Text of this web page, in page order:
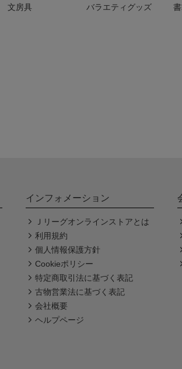
文房具 バラエティグッズ
インフォメーション
Ｊリーグオンラインストアとは
利用規約
個人情報保護方針
Cookieポリシー
特定商取引法に基づく表記
古物営業法に基づく表記
会社概要
ヘルプページ